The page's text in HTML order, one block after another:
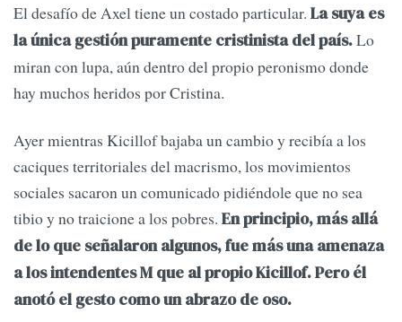
El desafío de Axel tiene un costado particular. La suya es
la única gestión puramente cristinista del país.Lo
miran con lupa, aún dentro del propio peronismo donde
hay muchos heridos por Cristina.
Ayer mientras Kicillof bajaba un cambio y recibía a los
caciques territoriales del macrismo, los movimientos
sociales sacaron un comunicado pidiéndole que no sea
tibio y no traicione a los pobres. En principio, más allá
de lo que señalaron algunos, fue más una amenaza
a los intendentes M que al propio Kicillof. Pero él
anotó el gesto como un abrazo de oso.